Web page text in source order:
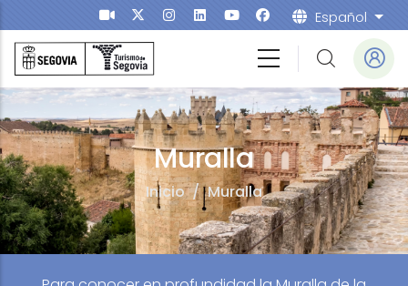
Pasar al contenido principal Español
Muralla
Inicio/ Muralla